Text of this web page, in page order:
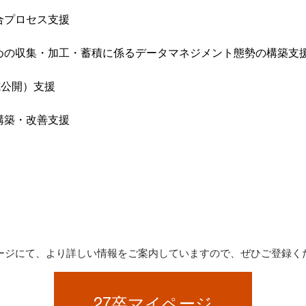
プロセス支援
収集・加工・蓄積に係るデータマネジメント態勢の構築支
開）支援
築・改善支援
ジにて、より詳しい情報をご案内していますので、ぜひご登録く